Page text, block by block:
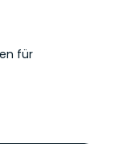
für